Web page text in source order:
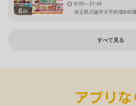
6枚
9:00～21:45
埼玉県川越市大字的場840
すべて見る